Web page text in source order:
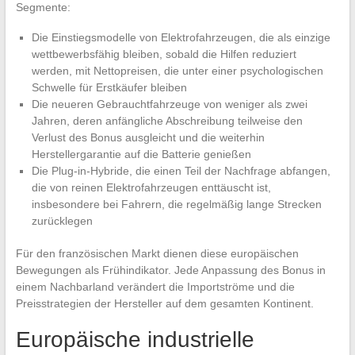
Segmente:
Die Einstiegsmodelle von Elektrofahrzeugen, die als einzige
wettbewerbsfähig bleiben, sobald die Hilfen reduziert
werden, mit Nettopreisen, die unter einer psychologischen
Schwelle für Erstkäufer bleiben
Die neueren Gebrauchtfahrzeuge von weniger als zwei
Jahren, deren anfängliche Abschreibung teilweise den
Verlust des Bonus ausgleicht und die weiterhin
Herstellergarantie auf die Batterie genießen
Die Plug-in-Hybride, die einen Teil der Nachfrage abfangen,
die von reinen Elektrofahrzeugen enttäuscht ist,
insbesondere bei Fahrern, die regelmäßig lange Strecken
zurücklegen
Für den französischen Markt dienen diese europäischen
Bewegungen als Frühindikator. Jede Anpassung des Bonus in
einem Nachbarland verändert die Importströme und die
Preisstrategien der Hersteller auf dem gesamten Kontinent.
Europäische industrielle